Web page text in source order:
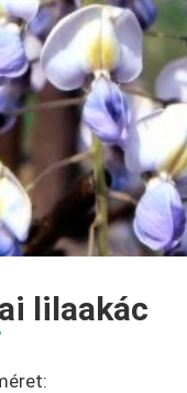
lilaakác